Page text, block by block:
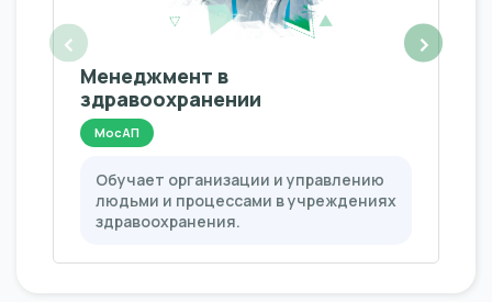
‹
Менеджмент в
здравоохранении
МосАП
Обучает организации и управлению
людьми и процессами в учреждениях
здравоохранения.
›